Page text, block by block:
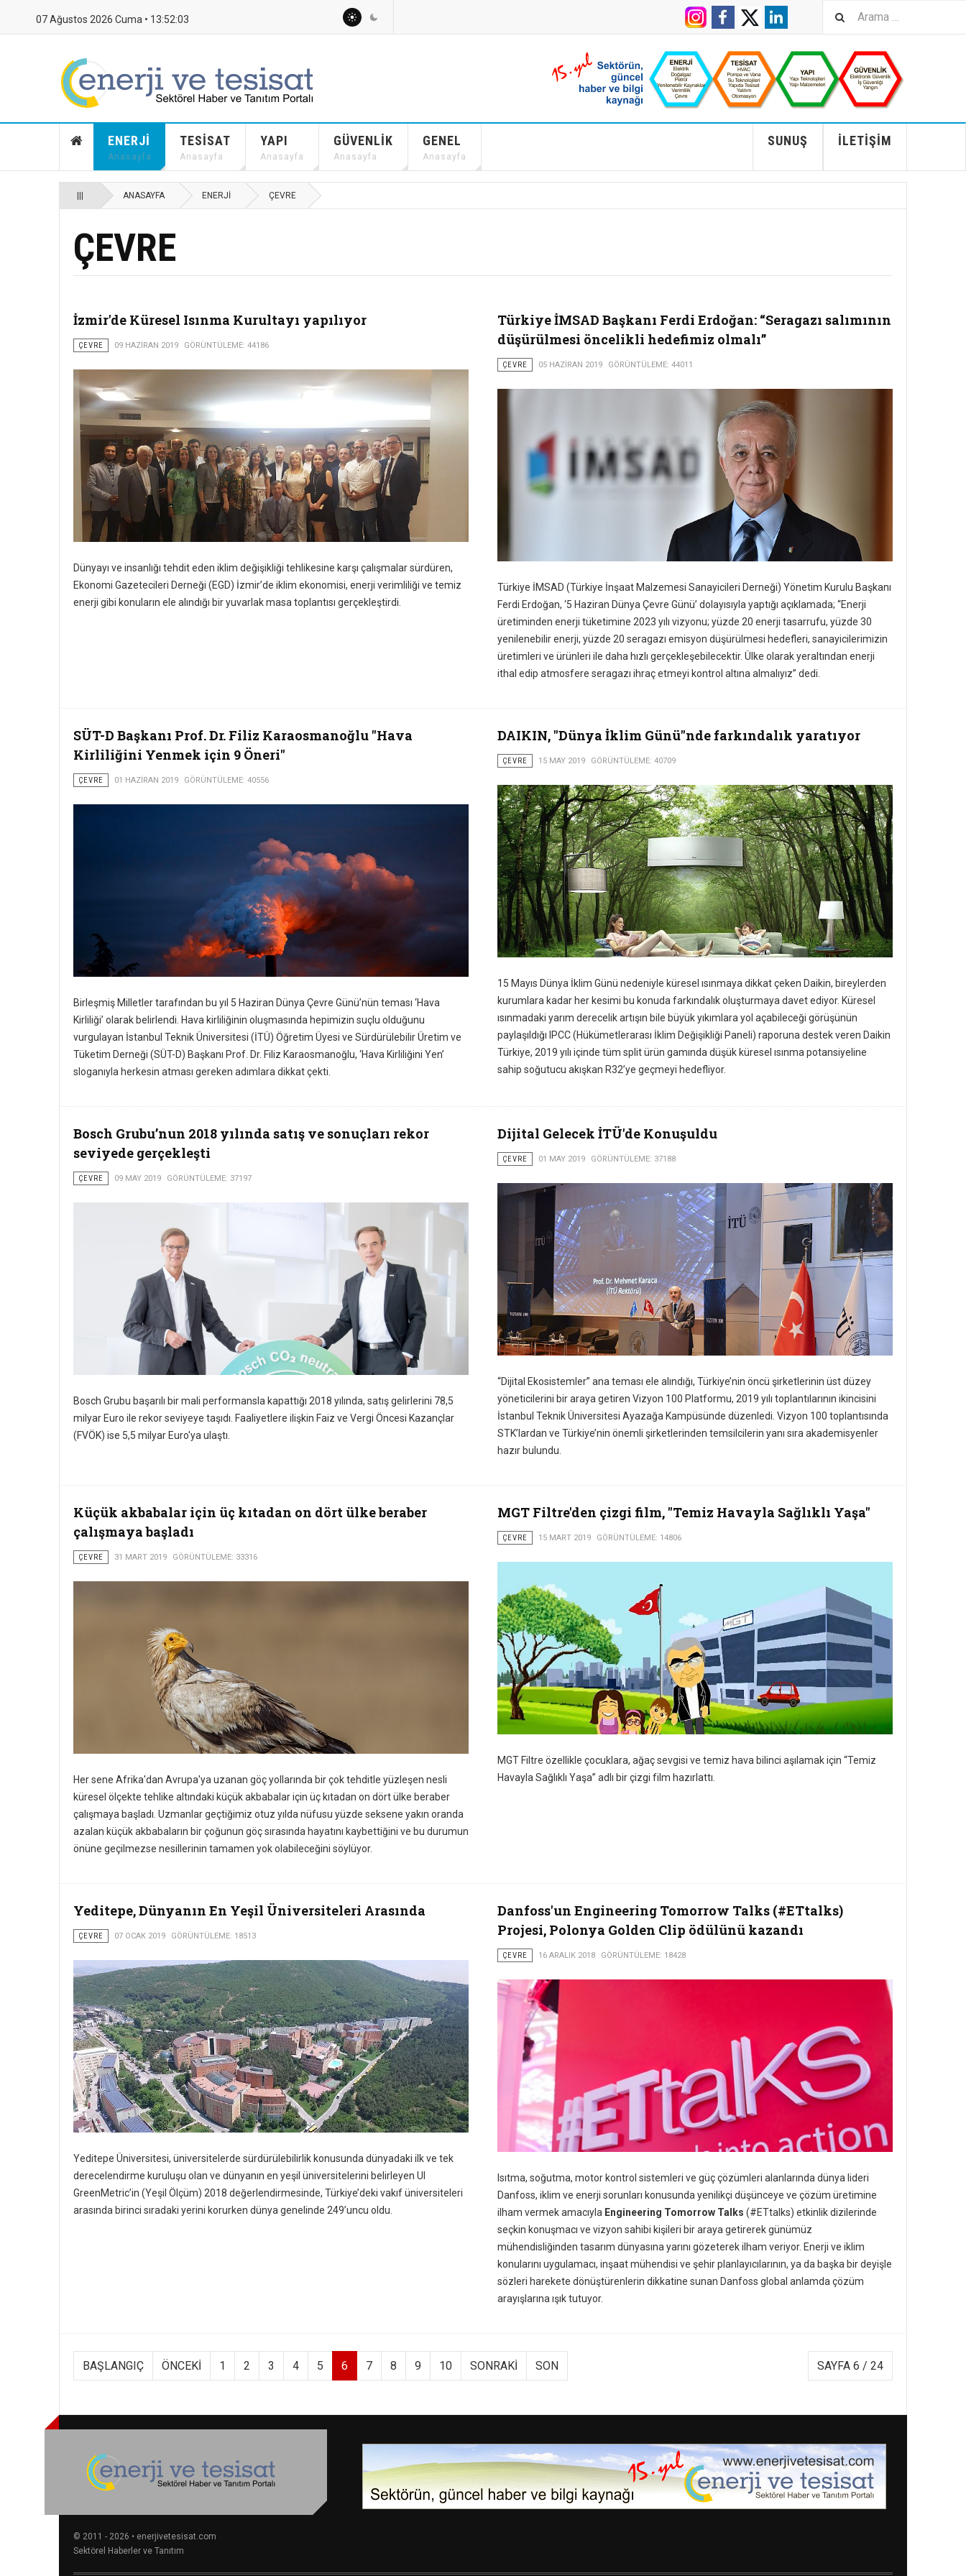
07 Ağustos 2026 Cuma • 13:52:04
ENERJI
Anasayfa
TESISAT
Anasayfa
YAPI
Anasayfa
GÜVENLIK
Anasayfa
GENEL
Anasayfa
İLETIŞIM
SUNUŞ
ANASAYFA ENERJI ÇEVRE
ÇEVRE
İzmir'de Küresel Isınma Kurultayı yapılıyor
ÇEVRE 09 HAZIRAN 2019 GÖRÜNTÜLEME: 44186
Dünyayı ve insanlığı tehdit eden iklim değişikliği tehlikesine karşı çalışmalar sürdüren,
Ekonomi Gazetecileri Derneği (EGD) İzmir’de iklim ekonomisi, enerji verimliliği ve temiz
enerji gibi konuların ele alındığı bir yuvarlak masa toplantısı gerçekleştirdi.
Türkiye İMSAD Başkanı Ferdi Erdoğan: “Seragazı salımının
düşürülmesi öncelikli hedefimiz olmalı”
ÇEVRE 05 HAZIRAN 2019 GÖRÜNTÜLEME: 44011
Türkiye İMSAD (Türkiye İnşaat Malzemesi Sanayicileri Derneği) Yönetim Kurulu Başkanı
Ferdi Erdoğan, ‘5 Haziran Dünya Çevre Günü’ dolayısıyla yaptığı açıklamada; “Enerji
üretiminden enerji tüketimine 2023 yılı vizyonu; yüzde 20 enerji tasarrufu, yüzde 30
yenilenebilir enerji, yüzde 20 seragazı emisyon düşürülmesi hedefleri, sanayicilerimizin
üretimleri ve ürünleri ile daha hızlı gerçekleşebilecektir. Ülke olarak yeraltından enerji
ithal edip atmosfere seragazı ihraç etmeyi kontrol altına almalıyız” dedi.
SÜT-D Başkanı Prof. Dr. Filiz Karaosmanoğlu "Hava
Kirliliğini Yenmek için 9 Öneri"
ÇEVRE 01 HAZIRAN 2019 GÖRÜNTÜLEME: 40556
Birleşmiş Milletler tarafından bu yıl 5 Haziran Dünya Çevre Günü’nün teması ‘Hava
Kirliliği’ olarak belirlendi. Hava kirliliğinin oluşmasında hepimizin suçlu olduğunu
vurgulayan İstanbul Teknik Üniversitesi (İTÜ) Öğretim Üyesi ve Sürdürülebilir Üretim ve
Tüketim Derneği (SÜT-D) Başkanı Prof. Dr. Filiz Karaosmanoğlu, ‘Hava Kirliliğini Yen’
sloganıyla herkesin atması gereken adımlara dikkat çekti.
DAIKIN, "Dünya İklim Günü"nde farkındalık yaratıyor
ÇEVRE 15 MAY 2019 GÖRÜNTÜLEME: 40709
15 Mayıs Dünya İklim Günü nedeniyle küresel ısınmaya dikkat çeken Daikin, bireylerden
kurumlara kadar her kesimi bu konuda farkındalık oluşturmaya davet ediyor. Küresel
ısınmadaki yarım derecelik artışın bile büyük yıkımlara yol açabileceği görüşünün
paylaşıldığı IPCC (Hükümetlerarası İklim Değişikliği Paneli) raporuna destek veren Daikin
Türkiye, 2019 yılı içinde tüm split ürün gamında düşük küresel ısınma potansiyeline
sahip soğutucu akışkan R32’ye geçmeyi hedefliyor.
Bosch Grubu’nun 2018 yılında satış ve sonuçları rekor
seviyede gerçekleşti
ÇEVRE 09 MAY 2019 GÖRÜNTÜLEME: 37197
Bosch Grubu başarılı bir mali performansla kapattığı 2018 yılında, satış gelirlerini 78,5
milyar Euro ile rekor seviyeye taşıdı. Faaliyetlere ilişkin Faiz ve Vergi Öncesi Kazançlar
(FVÖK) ise 5,5 milyar Euro'ya ulaştı.
Dijital Gelecek İTÜ'de Konuşuldu
ÇEVRE 01 MAY 2019 GÖRÜNTÜLEME: 37188
“Dijital Ekosistemler” ana teması ele alındığı, Türkiye’nin öncü şirketlerinin üst düzey
yöneticilerini bir araya getiren Vizyon 100 Platformu, 2019 yılı toplantılarının ikincisini
İstanbul Teknik Üniversitesi Ayazağa Kampüsünde düzenledi. Vizyon 100 toplantısında
STK’lardan ve Türkiye’nin önemli şirketlerinden temsilcilerin yanı sıra akademisyenler
hazır bulundu.
Küçük akbabalar için üç kıtadan on dört ülke beraber
çalışmaya başladı
ÇEVRE 31 MART 2019 GÖRÜNTÜLEME: 33316
Her sene Afrika'dan Avrupa'ya uzanan göç yollarında bir çok tehditle yüzleşen nesli
küresel ölçekte tehlike altındaki küçük akbabalar için üç kıtadan on dört ülke beraber
çalışmaya başladı. Uzmanlar geçtiğimiz otuz yılda nüfusu yüzde seksene yakın oranda
azalan küçük akbabaların bir çoğunun göç sırasında hayatını kaybettiğini ve bu durumun
önüne geçilmezse nesillerinin tamamen yok olabileceğini söylüyor.
MGT Filtre'den çizgi film, "Temiz Havayla Sağlıklı Yaşa"
ÇEVRE 15 MART 2019 GÖRÜNTÜLEME: 14806
MGT Filtre özellikle çocuklara, ağaç sevgisi ve temiz hava bilinci aşılamak için “Temiz
Havayla Sağlıklı Yaşa” adlı bir çizgi film hazırlattı.
Yeditepe, Dünyanın En Yeşil Üniversiteleri Arasında
ÇEVRE 07 OCAK 2019 GÖRÜNTÜLEME: 18513
Yeditepe Üniversitesi, üniversitelerde sürdürülebilirlik konusunda dünyadaki ilk ve tek
derecelendirme kuruluşu olan ve dünyanın en yeşil üniversitelerini belirleyen UI
GreenMetric’in (Yeşil Ölçüm) 2018 değerlendirmesinde, Türkiye’deki vakıf üniversiteleri
arasında birinci sıradaki yerini korurken dünya genelinde 249’uncu oldu.
Danfoss'un Engineering Tomorrow Talks (#ETtalks)
Projesi, Polonya Golden Clip ödülünü kazandı
ÇEVRE 16 ARALIK 2018 GÖRÜNTÜLEME: 18428
Isıtma, soğutma, motor kontrol sistemleri ve güç çözümleri alanlarında dünya lideri
Danfoss, iklim ve enerji sorunları konusunda yenilikçi düşünceye ve çözüm üretimine
ilham vermek amacıyla Engineering Tomorrow Talks (#ETtalks) etkinlik dizilerinde
seçkin konuşmacı ve vizyon sahibi kişileri bir araya getirerek günümüz
mühendisliğinden tasarım dünyasına yarını gözeterek ilham veriyor. Enerji ve iklim
konularını uygulamacı, inşaat mühendisi ve şehir planlayıcılarının, ya da başka bir deyişle
sözleri harekete dönüştürenlerin dikkatine sunan Danfoss global anlamda çözüm
arayışlarına ışık tutuyor.
SAYFA 6 / 24
BAŞLANGIÇ ÖNCEKI 1 2 3 4 5 6 7 8 9 10 SONRAKI SON
© 2011 - 2026 • enerjivetesisat.com
Sektörel Haberler ve Tanıtım